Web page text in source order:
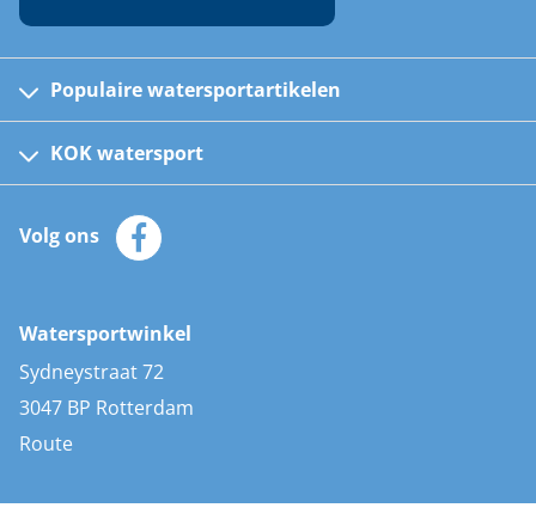
Populaire watersportartikelen
Kinder reddingsvesten
Automatische reddingsvesten
Zeilkleding
Zonnepanelen
AIS transponders
Stootwillen en fenders
Bootkussens
Zwemtrappen
KOK watersport
Klantenservice
Merken
Volg ons
Watersportwinkel
Sydneystraat 72
3047 BP Rotterdam
Route